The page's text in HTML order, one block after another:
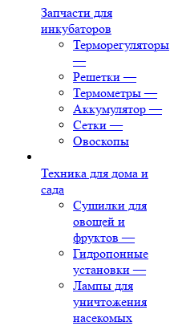
Запчасти для
инкубаторов
Терморегуляторы
—
Решетки —
Термометры —
Аккумулятор —
Сетки —
Овоскопы
Техника для дома и
сада
Сушилки для
овощей и
фруктов —
Гидропонные
установки —
Лампы для
уничтожения
насекомых